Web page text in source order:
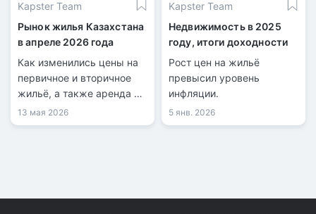
Kapster Team
Рынок жилья Казахстана
в апреле 2026 года
Как изменились цены на
первичное и вторичное
жильё, а также аренда в
регионах страны.
13 мая 2026
Kapster Team
Недвижимость в 2025
году, итоги доходности
Рост цен на жильё
превысил уровень
инфляции.
5 янв. 2026